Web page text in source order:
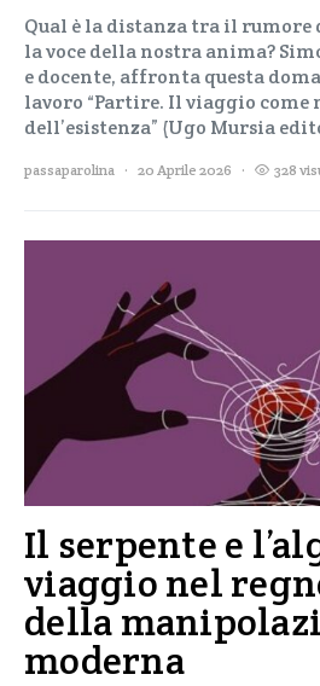
Qual è la distanza tra il rumore
la voce della nostra anima?
e docente, affronta questa
lavoro “Partire. Il viaggio come
dell’esistenza” (Ugo Mursia
passaparolina 20 Aprile 2026 328
Il serpente e
viaggio nel
della
moderna